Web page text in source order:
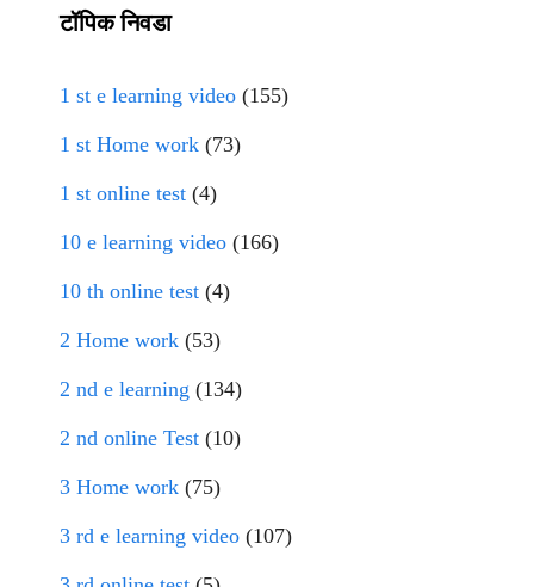
टॉपिक निवडा
1 st e learning video (155)
1 st Home work (73)
1 st online test (4)
10 e learning video (166)
10 th online test (4)
2 Home work (53)
2 nd e learning (134)
2 nd online Test (10)
3 Home work (75)
3 rd e learning video (107)